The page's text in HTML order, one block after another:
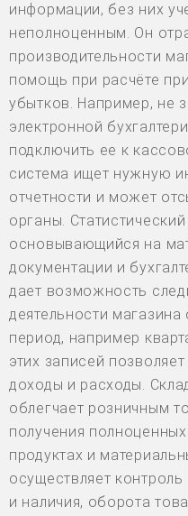
информации, без них
неполноценным. Он
производительности
помощь при расчёте
убытков. Например, не
электронной
подключить ее к
система ищет нужную
отчетности и может
органы.
основывающийся на
документации и
дает возможность
деятельности
период, например
этих записей
доходы и расходы.
облегчает розничным
получения
продуктах и
осуществляет
и наличия, оборота